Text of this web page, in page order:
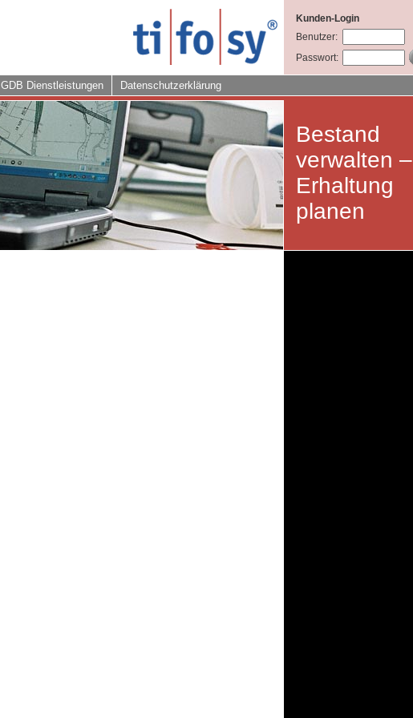
Kunden-Login
Benutzer:
Passwort:
GDB Dienstleistungen Datenschutzerklärung
Bestand
verwalten –
Erhaltung
planen